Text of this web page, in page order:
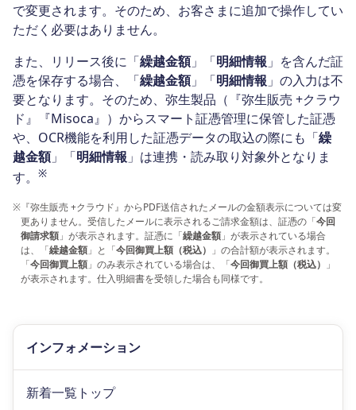
で変更されます。そのため、お客さまに追加で操作してい
ただく必要はありません。
また、リリース後に「繰越金額」「明細情報 」を含んだ証
憑を保存する場合、「繰越金額」「明細情報 」の入力は不
要となります。そのため、弥生製品（『弥生販売 +クラウ
ド』『Misoca』）からスマート証憑管理に保管した証憑
や、OCR機能を利用した証憑データの取込の際にも「繰
越金額」「明細情報 」は連携・読み取り対象外となりま
す。
※
※ 『弥生販売 +クラウド』からPDF送信されたメールの金額表示については変
更ありません。受信したメールに表示されるご請求金額は、証憑の「今回
御請求額 」が表示されます。証憑に「繰越金額 」が表示されている場合
は、「繰越金額 」と「今回御買上額（税込）
」の合計額が表示されます。
「今回御買上額 」のみ表示されている場合は、「今回御買上額（税込）
」
が表示されます。仕入明細書を受領した場合も同様です。
インフォメーション
新着一覧トップ